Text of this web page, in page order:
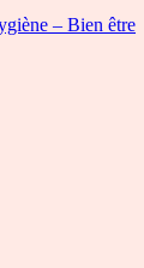
– Bien être